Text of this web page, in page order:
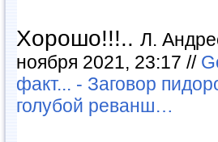
Хорошо!!!.. Л.
ноября 2021, 23:17 //
факт... - Заговор
голубой реванш…